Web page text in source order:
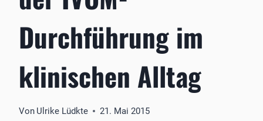
Durchführung im
klinischen Alltag
Von Ulrike Lüdkte 21. Mai 2015